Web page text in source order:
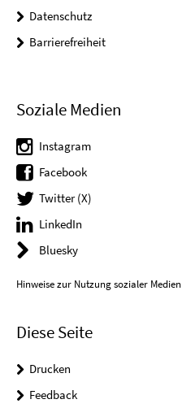
Datenschutz
Barrierefreiheit
Soziale Medien
Instagram
Facebook
Twitter (X)
LinkedIn
Bluesky
Hinweise zur Nutzung sozialer Medien
Diese Seite
Drucken
Feedback